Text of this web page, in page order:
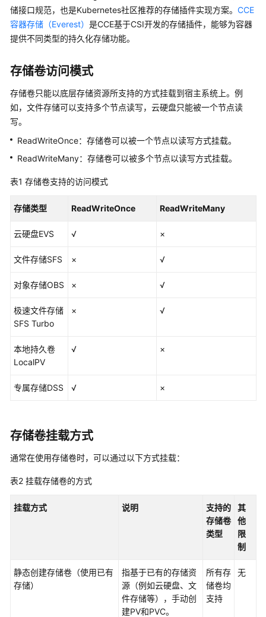
储
（DSS）
本
持
卷
（Local
时
存
卷
机
径
自
义
类
弹
性
伸
份
原
储接口规范，也是Kubernetes社区推荐的存储插件实现方案。 CCE
容器存储（Everest） 是CCE基于CSI开发的存储插件，能够为容器
提供不同类型的持久化存储功能。
存储卷访问模式
存储卷只能以底层存储资源所支持的方式挂载到宿主系统上。例
如，文件存储可以支持多个节点读写，云硬盘只能被一个节点读
写。
ReadWriteOnce：存储卷可以被一个节点以读写方式挂载。
ReadWriteMany：存储卷可以被多个节点以读写方式挂载。
表1 存储卷支持的访问模式
存储类型 ReadWriteOnce ReadWriteMany
云硬盘EVS √ ×
文件存储SFS × √
对象存储OBS × √
极速文件存储
SFS Turbo
× √
本地持久卷
LocalPV
√ ×
专属存储DSS √ ×
存储卷挂载方式
通常在使用存储卷时，可以通过以下方式挂载：
表2 挂载存储卷的方式
挂载方式 说明
支持的
存储卷
类型
其
他
限
制
静态创建存储卷 （使用已有
存储）
指基于已有的存储资
源（例如云硬盘、文
件存储等），手动创
建PV和PVC。
所有存
储卷均
支持
无